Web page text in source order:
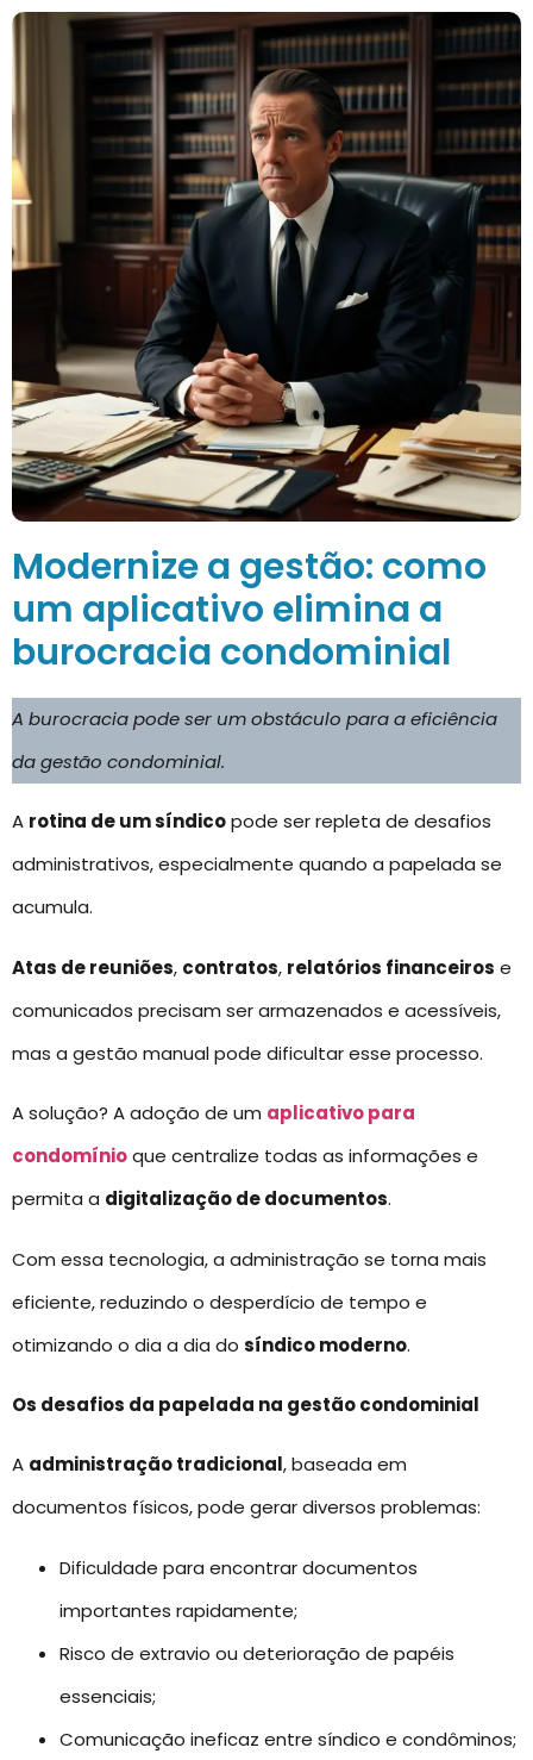
Modernize a gestão: como
um aplicativo elimina a
burocracia condominial
A burocracia pode ser um obstáculo para a eficiência
da gestão condominial.
A rotina de um síndicopode ser repleta de desafios
administrativos, especialmente quando a papelada se
acumula.
Atas de reuniões, contratos, relatórios financeiros e
comunicados precisam ser armazenados e acessíveis,
mas a gestão manual pode dificultar esse processo.
A solução? A adoção de um aplicativo para
condomínioque centralize todas as informações e
permita a digitalização de documentos.
Com essa tecnologia, a administração se torna mais
eficiente, reduzindo o desperdício de tempo e
otimizando o dia a dia do síndico moderno.
Os desafios da papelada na gestão condominial
A administração tradicional, baseada em
documentos físicos, pode gerar diversos problemas:
Dificuldade para encontrar documentos
importantes rapidamente;
Risco de extravio ou deterioração de papéis
essenciais;
Comunicação ineficaz entre síndico e condôminos;